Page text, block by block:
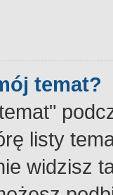
temat?
listy
widzisz